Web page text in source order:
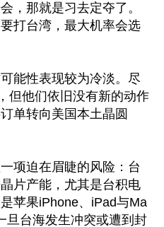
，那就是习去定夺了。
打台湾，最大机率会选
能性表现较为冷淡。尽
但他们依旧没有新的动作
单转向美国本土晶圆
项迫在眉睫的风险：台
片产能，尤其是台积电
苹果iPhone、iPad与Ma
旦台海发生冲突或遭到封